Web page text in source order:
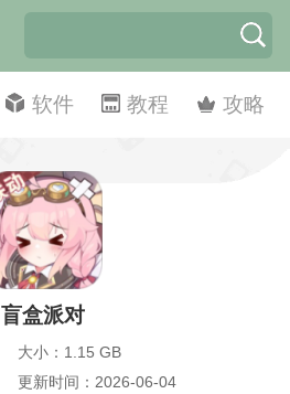
软件 教程 攻略
盲盒派对
大小：1.15 GB
更新时间：2026-06-04